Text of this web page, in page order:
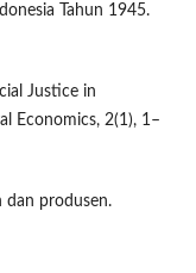
Tahun 1945.
Justice in
Economics, 2(1), 1–
dan produsen.